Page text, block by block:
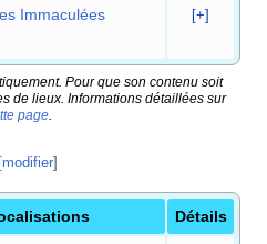
Immaculées [+]
Pour que son contenu soit
de lieux. Informations détaillées sur
page
[modifier]
Détails